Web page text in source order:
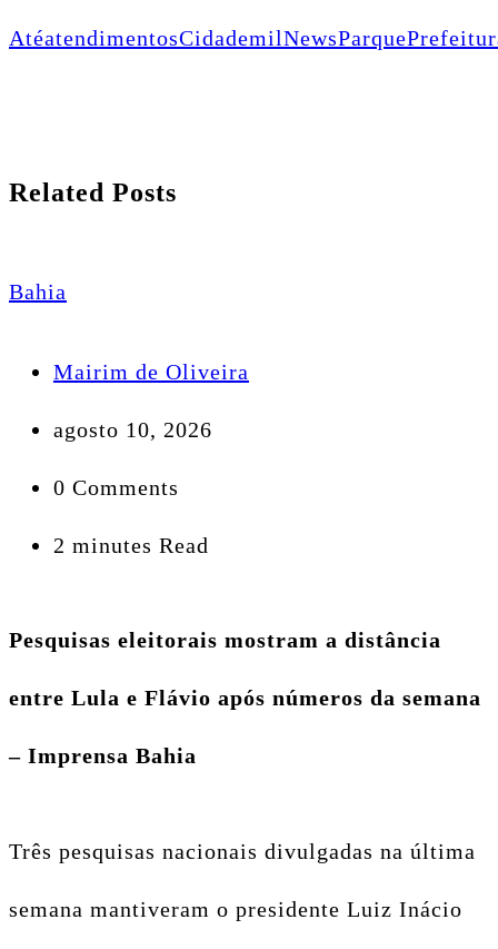
AtéatendimentosCidademilNewsParque
Related Posts
Bahia
Mairim de Oliveira
agosto 10, 2026
0 Comments
2 minutes Read
Pesquisas eleitorais mostram a distância
entre Lula e Flávio após números da semana
– Imprensa Bahia
Três pesquisas nacionais divulgadas na última
semana mantiveram o presidente Luiz Inácio